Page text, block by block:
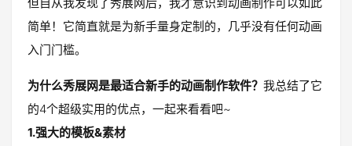
简单！它简直就是为新手量身定制的，几乎没有任何动画
入门门槛。
为什么秀展网是最适合新手的动画制作软件？ 我总结了它
的4个超级实用的优点，一起来看看吧~
1.强大的模板&素材